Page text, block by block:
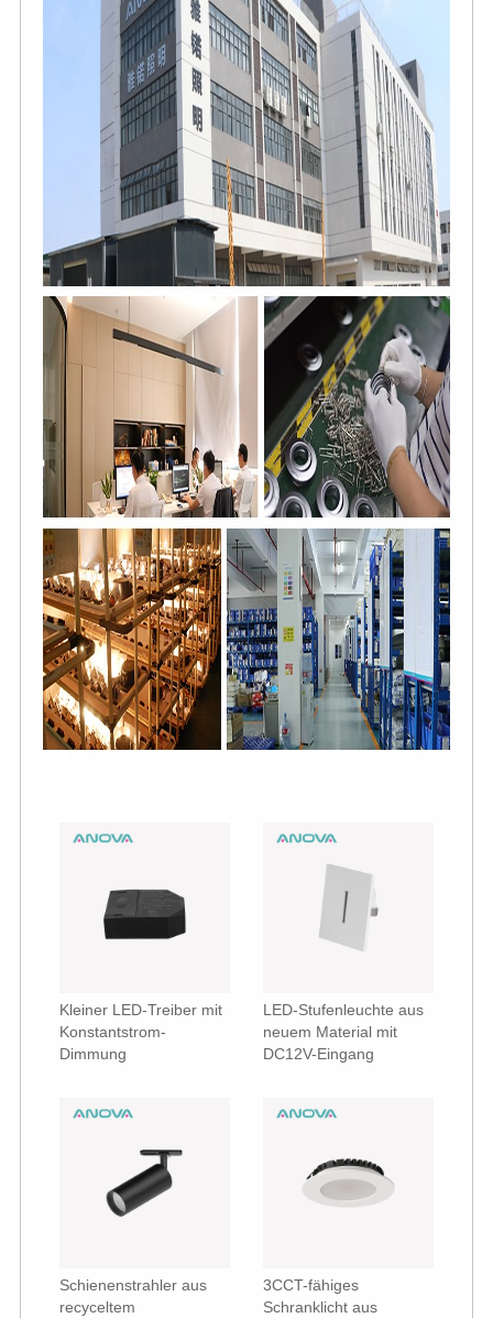
Kleiner LED-Treiber mit
Konstantstrom-
Dimmung
LED-Stufenleuchte aus
neuem Material mit
DC12V-Eingang
Schienenstrahler aus
recyceltem
3CCT-fähiges
Schranklicht aus